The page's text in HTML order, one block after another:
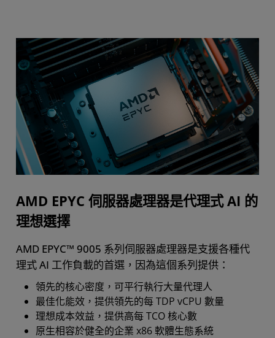
AMD EPYC 伺服器處理器是代理式 AI 的
理想選擇
AMD EPYC™ 9005 系列伺服器處理器是支援各種代
理式 AI 工作負載的首選，因為這個系列提供：
領先的核心密度，可平行執行大量代理人
最佳化能效，提供領先的每 TDP vCPU 數量
理想成本效益，提供高每 TCO 核心數
原生相容於健全的企業 x86 軟體生態系統